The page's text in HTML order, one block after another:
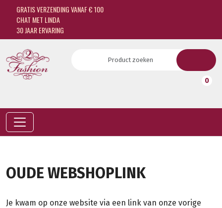
GRATIS VERZENDING VANAF € 100
CHAT MET LINDA
30 JAAR ERVARING
0
OUDE WEBSHOPLINK
Je kwam op onze website via een link van onze vorige